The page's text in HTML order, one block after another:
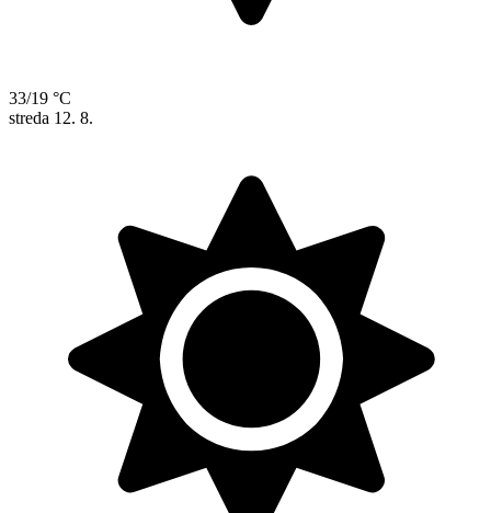
33/19 °C
streda 12. 8.